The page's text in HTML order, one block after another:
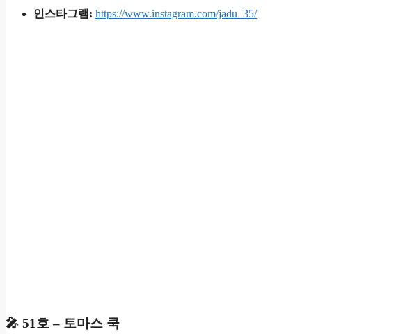
인스타그램: https://www.instagram.com/jadu_35/
🎤 51호 – 토마스 쿡